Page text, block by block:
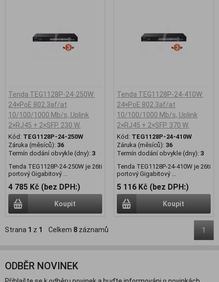
Tenda TEG1128P-24-250W:
24×PoE 802.3af/at
10/100/1000 Mb/s, Uplink
2×RJ45 + 2×SFP. 230 W.
Kód: TEG1128P-24-250W
Záruka (měsíců): 36
Termín dodání obvykle (dny): 3
Tenda TEG1128P-24-250W je 26ti
portový Gigabitový ...
4 785 Kč (bez DPH:)
Koupit
Tenda TEG1128P-24-410W:
24×PoE 802.3af/at
10/100/1000 Mb/s, Uplink
2×RJ45 + 2×SFP. 370 W.
Kód: TEG1128P-24-410W
Záruka (měsíců): 36
Termín dodání obvykle (dny): 3
Tenda TEG1128P-24-410W je 26ti
portový Gigabitový ...
5 116 Kč (bez DPH:)
Koupit
Strana 1 z 1 Celkem 8 záznamů 1
ODBĚR NOVINEK